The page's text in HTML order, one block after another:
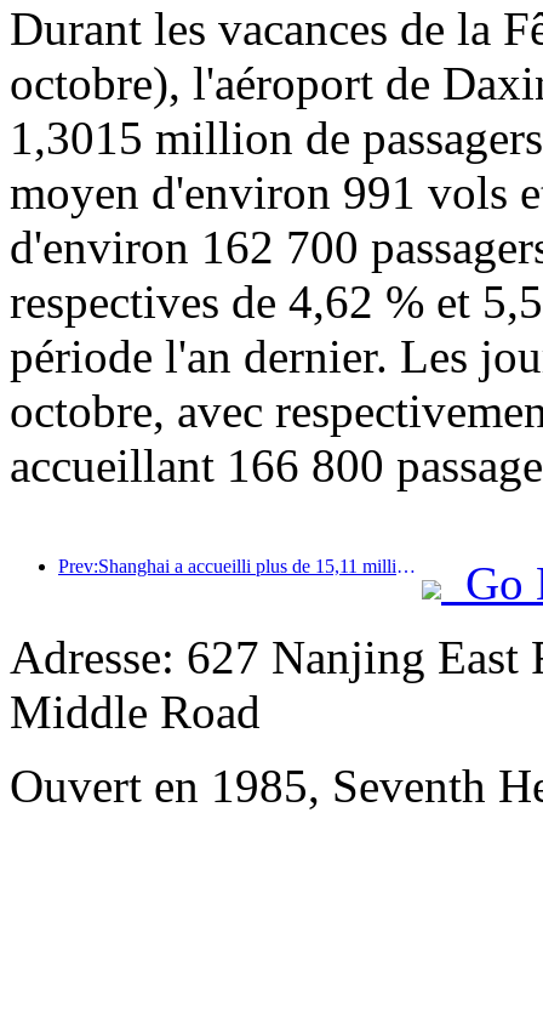
Durant les vacances de la
octobre), l'aéroport de
1,3015 million de
moyen d'environ 991 vols
d'environ 162 700
respectives de 4,62 % et
période l'an dernier. Les
octobre, avec
accueillant 166 800
Prev:Shanghai a accueilli plus de 15,11 millions de visiteurs au cours des quatre premiers jours des vacances de la mi-automne et de la fête nationale, soit une augmentation de plus de 20 % par rapport à l'année précédente.
Go
Adresse: 627 Nanjing
Middle Road
Ouvert en 1985, Seventh